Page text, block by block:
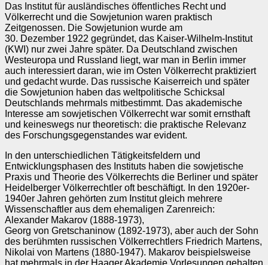
Das Institut für ausländisches öffentliches Recht und
Völkerrecht und die Sowjetunion waren praktisch
Zeitgenossen. Die Sowjetunion wurde am
30. Dezember 1922 gegründet, das Kaiser‑Wilhelm‑Institut
(KWI) nur zwei Jahre später. Da Deutschland zwischen
Westeuropa und Russland liegt, war man in Berlin immer
auch interessiert daran, wie im Osten Völkerrecht praktiziert
und gedacht wurde. Das russische Kaiserreich und später
die Sowjetunion haben das weltpolitische Schicksal
Deutschlands mehrmals mitbestimmt. Das akademische
Interesse am sowjetischen Völkerrecht war somit ernsthaft
und keineswegs nur theoretisch: die praktische Relevanz
des Forschungsgegenstandes war evident.
In den unterschiedlichen Tätigkeitsfeldern und
Entwicklungsphasen des Instituts haben die sowjetische
Praxis und Theorie des Völkerrechts die Berliner und später
Heidelberger Völkerrechtler oft beschäftigt. In den 1920er-
1940er Jahren gehörten zum Institut gleich mehrere
Wissenschaftler aus dem ehemaligen Zarenreich:
Alexander Makarov (1888-1973),
Georg von Gretschaninow (1892-1973), aber auch der Sohn
des berühmten russischen Völkerrechtlers Friedrich Martens,
Nikolai von Martens (1880-1947). Makarov beispielsweise
hat mehrmals in der Haager Akademie Vorlesungen gehalten